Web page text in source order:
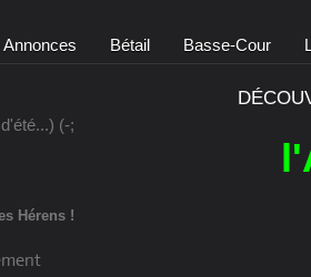
Annonces Bétail Basse-Cour
(-;
Hérens !